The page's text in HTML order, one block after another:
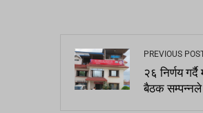
PREVIOUS
२६ निर्णय
बैठक